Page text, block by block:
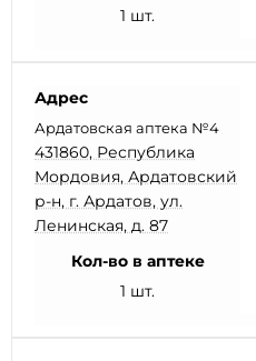
1 шт.
Адрес
Ардатовская аптека №4
431860, Республика
Мордовия, Ардатовский
р-н, г. Ардатов, ул.
Ленинская, д. 87
Кол-во в аптеке
1 шт.